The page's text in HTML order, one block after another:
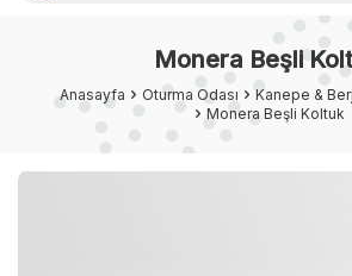
Monera Beşli
Anasayfa Oturma Odası Kanepe &
Monera Beşli Koltuk